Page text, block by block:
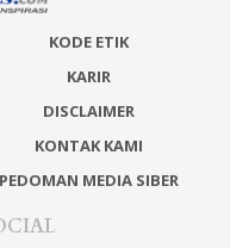
KODE ETIK
KARIR
DISCLAIMER
KONTAK KAMI
PEDOMAN MEDIA SIBER